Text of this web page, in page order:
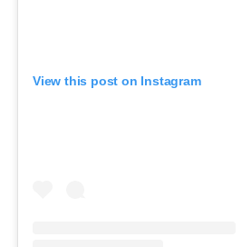
View this post on Instagram